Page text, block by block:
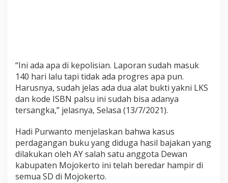
P
o
i
s
a
k
P
o
“Ini ada apa di kepolisian. Laporan sudah masuk
140 hari lalu tapi tidak ada progres apa pun.
Harusnya, sudah jelas ada dua alat bukti yakni LKS
dan kode ISBN palsu ini sudah bisa adanya
tersangka,” jelasnya, Selasa (13/7/2021).
Hadi Purwanto menjelaskan bahwa kasus
perdagangan buku yang diduga hasil bajakan yang
dilakukan oleh AY salah satu anggota Dewan
kabupaten Mojokerto ini telah beredar hampir di
semua SD di Mojokerto.